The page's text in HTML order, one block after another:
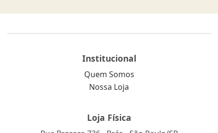
Institucional
Quem Somos
Nossa Loja
Loja Física